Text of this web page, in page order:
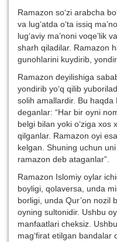
Ramazon so‘zi arabcha
va lug‘atda o‘ta issiq
lug‘aviy ma’noni voqe’lik
sharh qiladilar. Ramazon
gunohlarini kuydirib,
Ramazon deyilishiga
yondirib yo‘q qilib
solih amallardir. Bu
deganlar: “Har bir oyni
belgi bilan yoki o‘ziga xos
qilganlar. Ramazon oyi
kelgan. Shuning uchun
ramazon deb ataganlar”.
Ramazon Islomiy oylar
boyligi, qolaversa, unda
borligi, unda Qur’on nozil
oyning sultonidir. Ushbu
manfaatlari cheksiz.
mag‘firat etilgan bandalar